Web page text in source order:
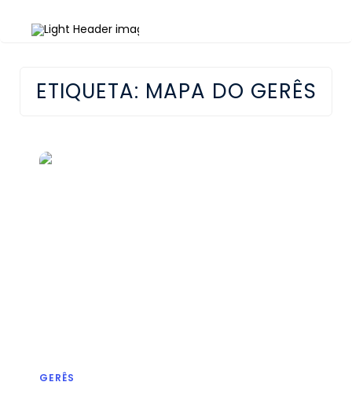
ETIQUETA: MAPA DO GERÊS
GERÊS